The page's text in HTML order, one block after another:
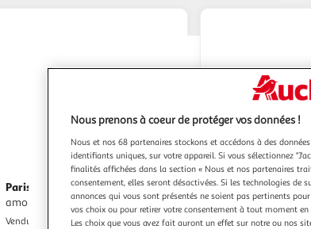
Paris Prix
amor 160cm gris
Vendu par Paris Prix
Paris PrixTête de lit capitonnée
amor 160cm noir
Vendu parParis Prix
Nous prenons à coeur de protéger vos données !
Nous et nos 68 partenaires stockons et accédons à des
identifiants uniques, sur votre appareil. Si vous sélectionnez
finalités affichées dans la section « Nous et nos partenaires
consentement, elles seront désactivées. Si les technologies
annonces qui vous sont présentés ne soient pas pertinents
vos choix ou pour retirer votre consentement à tout moment en
Les choix que vous avez fait auront un effet sur notre ou nos